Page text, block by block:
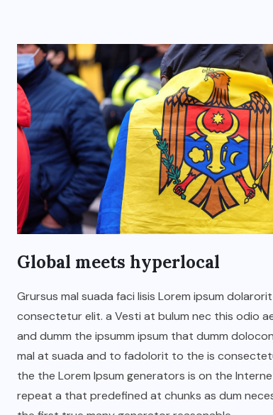
Global meets hyperlocal
Grursus mal suada faci lisis Lorem ipsum
consectetur elit. a Vesti at bulum nec this odio
and dumm the ipsumm ipsum that dumm
mal at suada and to fadolorit to the is
the the Lorem Ipsum generators is on the
repeat a that predefined at chunks as dum